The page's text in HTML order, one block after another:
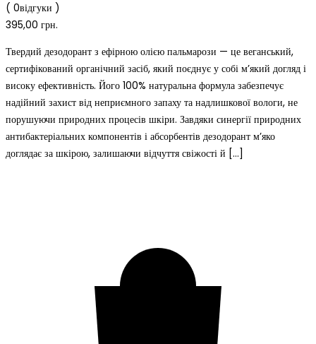
( 0відгуки )
395,00 грн.
Твердий дезодорант з ефірною олією пальмарози — це веганський,
сертифікований органічний засіб, який поєднує у собі м’який догляд і
високу ефективність. Його 100% натуральна формула забезпечує
надійний захист від неприємного запаху та надлишкової вологи, не
порушуючи природних процесів шкіри. Завдяки синергії природних
антибактеріальних компонентів і абсорбентів дезодорант м’яко
доглядає за шкірою, залишаючи відчуття свіжості й […]